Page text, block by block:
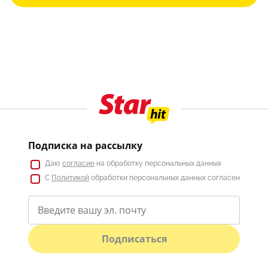
Подписка на рассылку
Даю согласие на обработку персональных данных
С Политикой обработки персональных данных согласен
Подписаться